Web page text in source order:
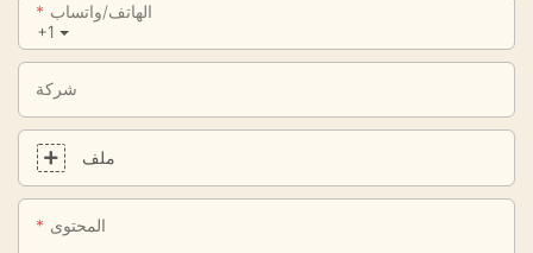
+1
الهاتف/واتساب
شركة
ملف
المحتوى